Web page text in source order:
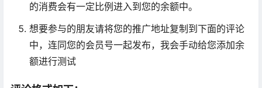
的消费会有一定比例进入到您的余额中。
想要参与的朋友请将您的推广地址复制到下面的评论
中，连同您的会员号一起发布，我会手动给您添加余
额进行测试